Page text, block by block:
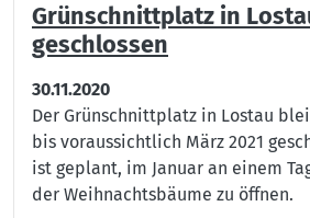
Grünschnittplatz in
geschlossen
30.11.2020
Der Grünschnittplatz in Lostau
bis voraussichtlich März 2021
ist geplant, im Januar an einem
der Weihnachtsbäume zu öffnen.